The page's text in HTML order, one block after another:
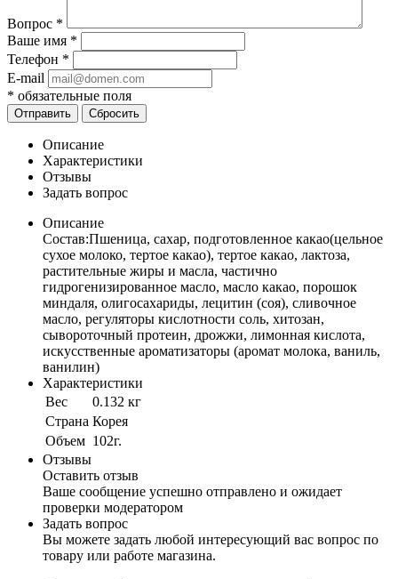
Вопрос *
Ваше имя *
Телефон *
E-mail
* обязательные поля
Отправить Сбросить
Описание
Характеристики
Отзывы
Задать вопрос
Описание
Состав:Пшеница, сахар, подготовленное какао(цельное
сухое молоко, тертое какао), тертое какао, лактоза,
растительные жиры и масла, частично
гидрогенизированное масло, масло какао, порошок
миндаля, олигосахариды, лецитин (соя), сливочное
масло, регуляторы кислотности соль, хитозан,
сывороточный протеин, дрожжи, лимонная кислота,
искусственные ароматизаторы (аромат молока, ваниль,
ванилин)
Характеристики
Вес
0.132 кг
Cтрана Корея
Объем 102г.
Отзывы
Оставить отзыв
Ваше сообщение успешно отправлено и ожидает
проверки модератором
Задать вопрос
Вы можете задать любой интересующий вас вопрос по
товару или работе магазина.